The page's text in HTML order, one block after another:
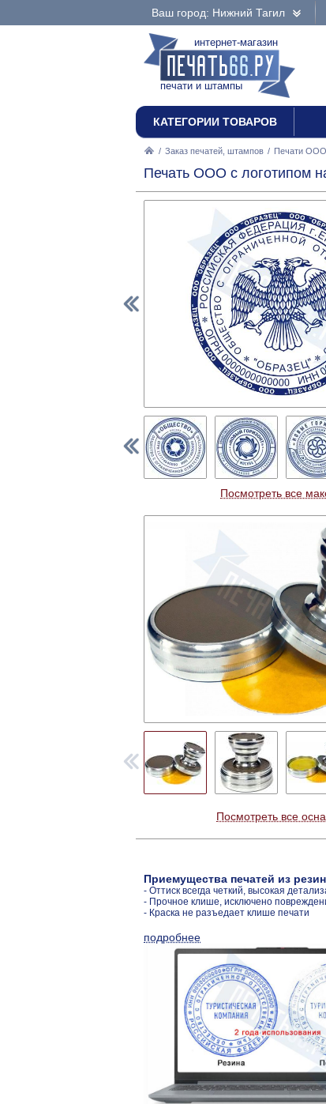
Ваш город: Нижний Тагил
интернет-магазин
печати и штампы
КАТЕГОРИИ ТОВАРОВ
/ Заказ печатей, штампов / Печати ООО
Печать ООО с логотипом
Посмотреть все
Посмотреть все
Приемущества печатей из
- Оттиск всегда четкий, высокая
- Прочное клише, исключено
- Краска не разъедает клише печати
подробнее